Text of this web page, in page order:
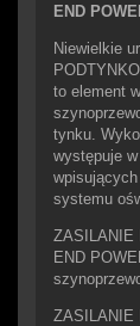
END
Niewielkie
to element
tynku.
występuje
systemu
ZASILANIE
END
ZASILANIE